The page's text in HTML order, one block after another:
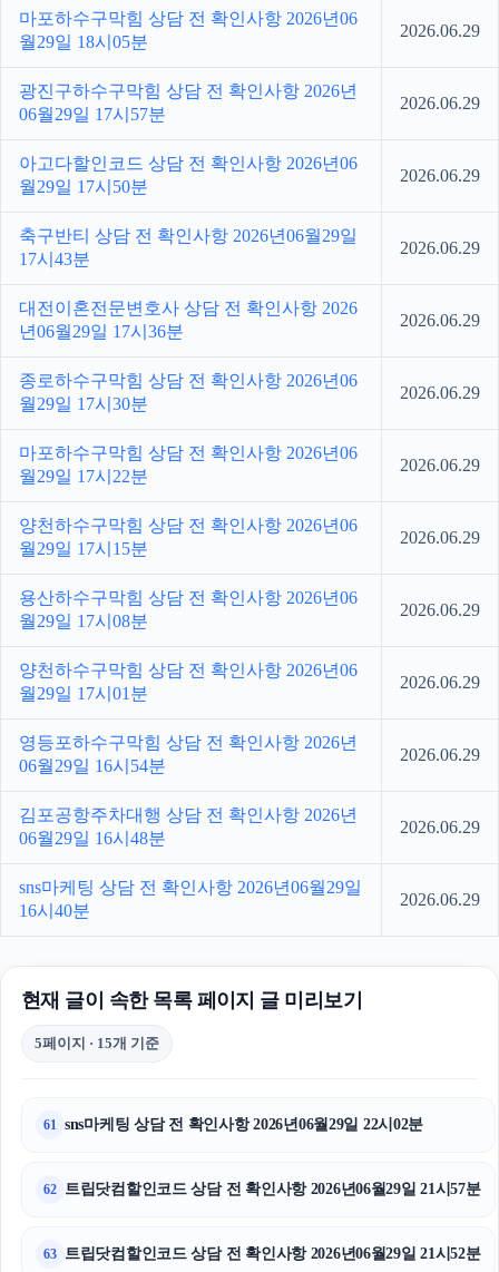
마포하수구막힘 상담 전 확인사항 2026년06
월29일 18시05분
2026.06.29
광진구하수구막힘 상담 전 확인사항 2026년
06월29일 17시57분
2026.06.29
아고다할인코드 상담 전 확인사항 2026년06
월29일 17시50분
2026.06.29
축구반티 상담 전 확인사항 2026년06월29일
17시43분
2026.06.29
대전이혼전문변호사 상담 전 확인사항 2026
년06월29일 17시36분
2026.06.29
종로하수구막힘 상담 전 확인사항 2026년06
월29일 17시30분
2026.06.29
마포하수구막힘 상담 전 확인사항 2026년06
월29일 17시22분
2026.06.29
양천하수구막힘 상담 전 확인사항 2026년06
월29일 17시15분
2026.06.29
용산하수구막힘 상담 전 확인사항 2026년06
월29일 17시08분
2026.06.29
양천하수구막힘 상담 전 확인사항 2026년06
월29일 17시01분
2026.06.29
영등포하수구막힘 상담 전 확인사항 2026년
06월29일 16시54분
2026.06.29
김포공항주차대행 상담 전 확인사항 2026년
06월29일 16시48분
2026.06.29
sns마케팅 상담 전 확인사항 2026년06월29일
16시40분
2026.06.29
현재 글이 속한 목록 페이지 글 미리보기
5페이지 · 15개 기준
61 sns마케팅 상담 전 확인사항 2026년06월29일 22시02분
62 트립닷컴할인코드 상담 전 확인사항 2026년06월29일 21시57분
63 트립닷컴할인코드 상담 전 확인사항 2026년06월29일 21시52분